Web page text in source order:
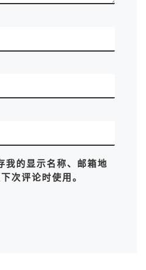
我的显示名称、邮箱地
次评论时使用。